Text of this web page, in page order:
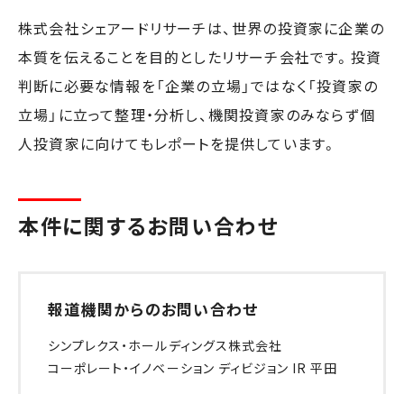
株式会社シェアードリサーチは、世界の投資家に企業の
本質を伝えることを目的としたリサーチ会社です。投資
判断に必要な情報を「企業の立場」ではなく「投資家の
立場」に立って整理・分析し、機関投資家のみならず個
人投資家に向けてもレポートを提供しています。
本件に関するお問い合わせ
報道機関からのお問い合わせ
シンプレクス・ホールディングス株式会社
コーポレート・イノベーション ディビジョン IR 平田